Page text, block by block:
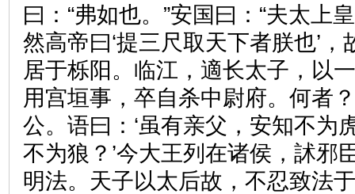
曰：“弗如也。”安国曰：“夫太上
然高帝曰‘提三尺取天下者朕也’
居于栎阳。临江，適长太子，以
用宫垣事，卒自杀中尉府。何者
公。语曰：‘虽有亲父，安知不为
不为狼？’今大王列在诸侯，訹邪
明法。天子以太后故，不忍致法